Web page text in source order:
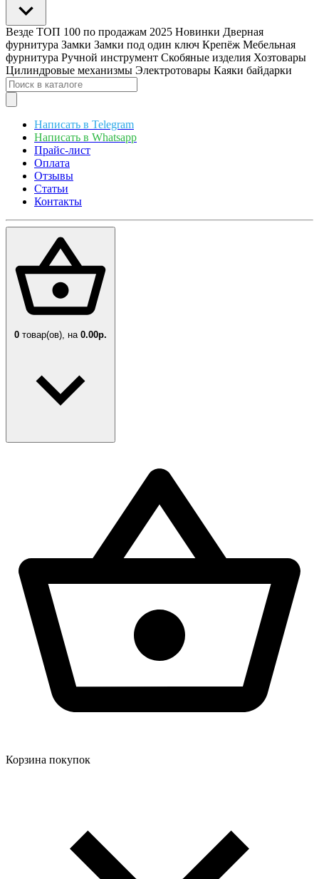
Везде ТОП 100 по продажам 2025 Новинки Дверная
фурнитура Замки Замки под один ключ Крепёж Мебельная
фурнитура Ручной инструмент Скобяные изделия Хозтовары
Цилиндровые механизмы Электротовары Каяки байдарки
Написать в Telegram
Написать в Whatsapp
Прайс-лист
Оплата
Отзывы
Статьи
Контакты
0 товар(ов), на 0.00р.
Корзина покупок